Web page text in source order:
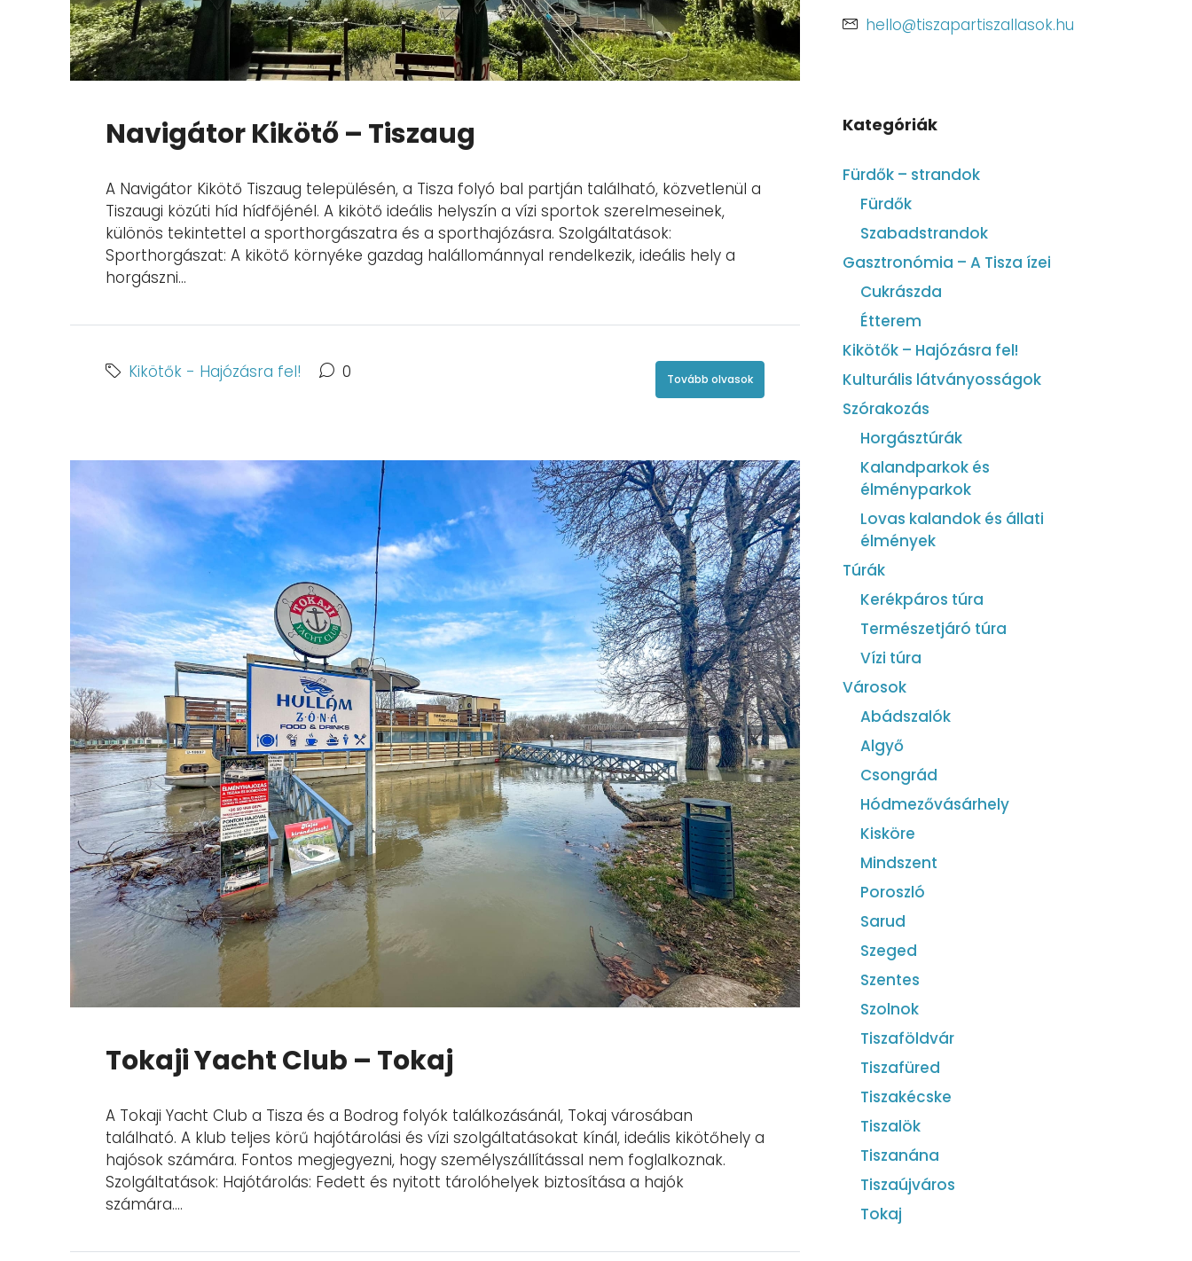
Navigátor Kikötő – Tiszaug
A Navigátor Kikötő Tiszaug településén, a Tisza folyó bal partján található, közvetlenül a
Tiszaugi közúti híd hídfőjénél. A kikötő ideális helyszín a vízi sportok szerelmeseinek,
különös tekintettel a sporthorgászatra és a sporthajózásra. Szolgáltatások:
Sporthorgászat: A kikötő környéke gazdag halállománnyal rendelkezik, ideális hely a
horgászni...
Kikötők - Hajózásra fel! 0 Tovább olvasok
Tokaji Yacht Club – Tokaj
A Tokaji Yacht Club a Tisza és a Bodrog folyók találkozásánál, Tokaj városában
található. A klub teljes körű hajótárolási és vízi szolgáltatásokat kínál, ideális kikötőhely a
hajósok számára. Fontos megjegyezni, hogy személyszállítással nem foglalkoznak.
Szolgáltatások: Hajótárolás: Fedett és nyitott tárolóhelyek biztosítása a hajók
számára....
hello@tiszapartiszallasok.hu
Kategóriák
Fürdők – strandok
Fürdők
Szabadstrandok
Gasztronómia – A Tisza ízei
Cukrászda
Étterem
Kikötők – Hajózásra fel!
Kulturális látványosságok
Szórakozás
Horgásztúrák
Kalandparkok és
élményparkok
Lovas kalandok és állati
élmények
Túrák
Kerékpáros túra
Természetjáró túra
Vízi túra
Városok
Abádszalók
Algyő
Csongrád
Hódmezővásárhely
Kisköre
Mindszent
Poroszló
Sarud
Szeged
Szentes
Szolnok
Tiszaföldvár
Tiszafüred
Tiszakécske
Tiszalök
Tiszanána
Tiszaújváros
Tokaj